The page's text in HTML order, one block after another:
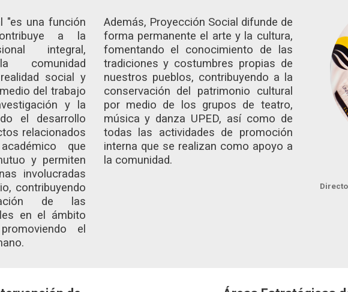
"es una función
a la
integral,
comunidad
social y
del trabajo
y la
el desarrollo
relacionados
que
y permiten
involucradas
contribuyendo
de las
en el ámbito
el
Además, Proyección Social difunde de
forma permanente el arte y la cultura,
fomentando el conocimiento de las
tradiciones y costumbres propias de
nuestros pueblos, contribuyendo a la
conservación del patrimonio cultural
por medio de los grupos de teatro,
música y danza UPED, así como de
todas las actividades de promoción
interna que se realizan como apoyo a
la comunidad.